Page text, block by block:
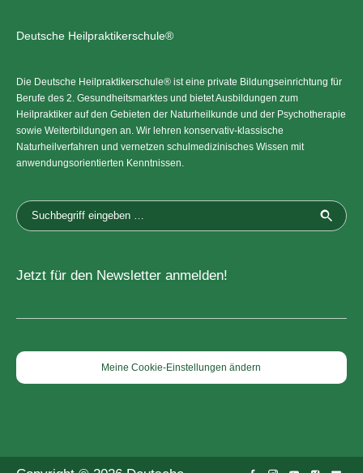
Deutsche Heilpraktikerschule®
Die Deutsche Heilpraktikerschule® ist eine private Bildungseinrichtung für
Berufe des 2. Gesundheitsmarktes und bietet Ausbildungen zum
Heilpraktiker auf den Gebieten der Naturheilkunde und der Psychotherapie
sowie Weiterbildungen an. Wir lehren konservativ-klassische
Naturheilverfahren und vernetzen schulmedizinisches Wissen mit
anwendungsorientierten Kenntnissen.
Jetzt für den Newsletter anmelden!
Meine Cookie-Einstellungen ändern